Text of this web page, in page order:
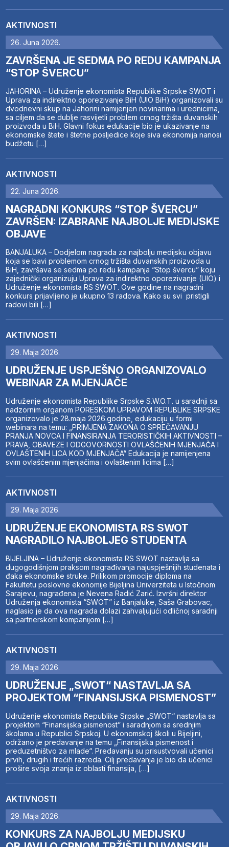
AKTIVNOSTI
26. Juna 2026.
ZAVRŠENA JE SEDMA PO REDU KAMPANJA
“STOP ŠVERCU”
JAHORINA – Udruženje ekonomista Republike Srpske SWOT i
Uprava za indirektno oporezivanje BiH (UIO BiH) organizovali su
dvodnevni skup na Jahorini namijenjen novinarima i urednicima,
sa ciljem da se dublje rasvijetli problem crnog tržišta duvanskih
proizvoda u BiH. Glavni fokus edukacije bio je ukazivanje na
ekonomske štete i štetne posljedice koje siva ekonomija nanosi
budžetu […]
AKTIVNOSTI
22. Juna 2026.
NAGRADNI KONKURS “STOP ŠVERCU”
ZAVRŠEN: IZABRANE NAJBOLJE MEDIJSKE
OBJAVE
BANJALUKA – Dodjelom nagrada za najbolju medijsku objavu
koja se bavi problemom crnog tržišta duvanskih proizvoda u
BiH, završava se sedma po redu kampanja “Stop švercu” koju
zajednički organizuju Uprava za indirektno oporezivanje (UIO) i
Udruženje ekonomista RS SWOT. Ove godine na nagradni
konkurs prijavljeno je ukupno 13 radova. Kako su svi pristigli
radovi bili […]
AKTIVNOSTI
29. Maja 2026.
UDRUŽENJE USPJEŠNO ORGANIZOVALO
WEBINAR ZA MJENJAČE
Udruženje ekonomista Republike Srpske S.W.O.T. u saradnji sa
nadzornim organom PORESKOM UPRAVOM REPUBLIKE SRPSKE
organizovalo je 28.maja 2026.godine, edukaciju u formi
webinara na temu: „PRIMJENA ZAKONA O SPREČAVANJU
PRANJA NOVCA I FINANSIRANJA TERORISTIČKIH AKTIVNOSTI –
PRAVA, OBAVEZE I ODGOVORNOSTI OVLAŠĆENIH MJENJAČA I
OVLAŠTENIH LICA KOD MJENJAČA“ Edukacija je namijenjena
svim ovlašćenim mjenjačima i ovlaštenim licima […]
AKTIVNOSTI
29. Maja 2026.
UDRUŽENJE EKONOMISTA RS SWOT
NAGRADILO NAJBOLJEG STUDENTA
BIJELJINA – Udruženje ekonomista RS SWOT nastavlja sa
dugogodišnjom praksom nagrađivanja najuspješnijih studenata i
đaka ekonomske struke. Prilikom promocije diploma na
Fakultetu poslovne ekonomije Bijeljina Univerziteta u Istočnom
Sarajevu, nagrađena je Nevena Radić Zarić. Izvršni direktor
Udruženja ekonomista “SWOT” iz Banjaluke, Saša Grabovac,
naglasio je da ova nagrada dolazi zahvaljujući odličnoj saradnji
sa partnerskom kompanijom […]
AKTIVNOSTI
29. Maja 2026.
UDRUŽENJE „SWOT“ NASTAVLJA SA
PROJEKTOM “FINANSIJSKA PISMENOST”
Udruženje ekonomista Republike Srpske „SWOT“ nastavlja sa
projektom “Finansijska pismenost” i saradnjom sa srednjim
školama u Republici Srpskoj. U ekonomskoj školi u Bijeljini,
održano je predavanje na temu „Finansijska pismenost i
preduzetništvo za mlade“. Predavanju su prisustvovali učenici
prvih, drugih i trećih razreda. Cilj predavanja je bio da učenici
prošire svoja znanja iz oblasti finansija, […]
AKTIVNOSTI
29. Maja 2026.
KONKURS ZA NAJBOLJU MEDIJSKU